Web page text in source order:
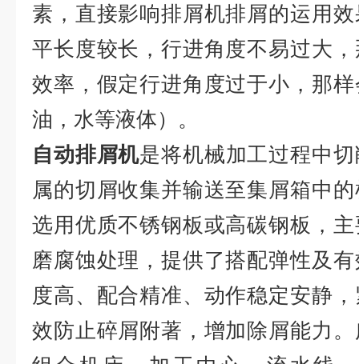
素，直接影响排屑机排屑的运用
平长度较长，行进角度不易过大
效率，假定行进角度过于小，那
油，水等液体）。
自动排屑机是将机械加工过程中
属的切屑收集并输送至集屑箱中
选用优质不锈钢板或高碳钢板，
磨腐蚀处理，提供了搭配弹性及
度高、配合精准、动作稳定安静
效防止碎屑附著，增加除屑能力